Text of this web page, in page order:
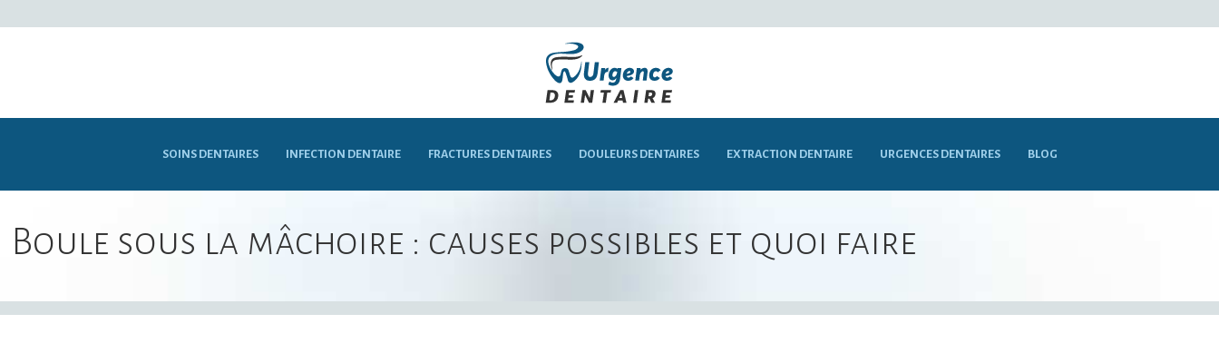
SOINS DENTAIRES INFECTION DENTAIRE FRACTURES DENTAIRES DOULEURS DENTAIRES EXTRACTION DENTAIRE URGENCES DENTAIRES BLOG
Boule sous la mâchoire : causes possibles et quoi faire